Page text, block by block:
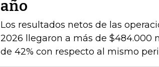
año
Los resultados netos de las
2026 llegaron a más de $484.000
de 42% con respecto al mismo